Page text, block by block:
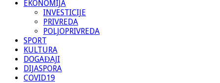
EKONOMIJA
INVESTICIJE
PRIVREDA
POLJOPRIVREDA
SPORT
KULTURA
DOGAĐAJI
DIJASPORA
COVID19